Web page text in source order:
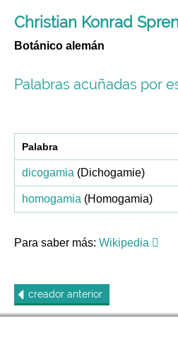
Christian Konrad
Botánico alemán
Palabras acuñadas por
Palabra
dicogamia (Dichogamie)
homogamia (Homogamia)
Para saber más: Wikipedia
creador anterior